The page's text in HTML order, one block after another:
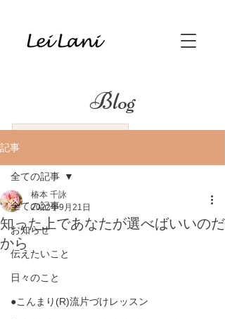
Blog
記事
全ての記事
お知らせ
伝えたいこと
日々のこと
●こんまり(R)流片づけレッスン
全ての記事
知った上であなたが選べばいいのだ
から
椿本 千詠
2022年9月21日